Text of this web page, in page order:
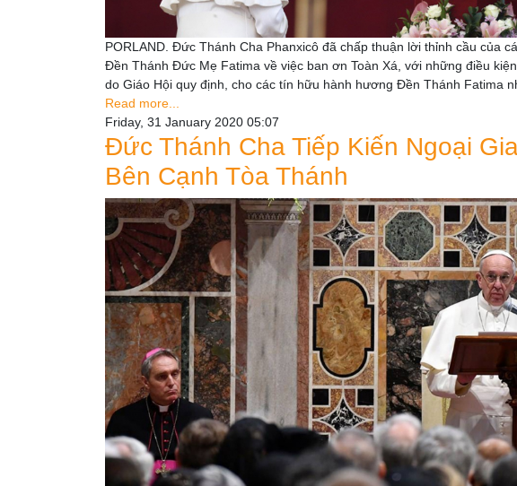
PORLAND. Đức Thánh Cha Phanxicô đã chấp thuận lời thỉnh cầu của
Đền Thánh Đức Mẹ Fatima về việc ban ơn Toàn Xá, với những điều
do Giáo Hội quy định, cho các tín hữu hành hương Đền Thánh Fatima
Read more...
Friday, 31 January 2020 05:07
Đức Thánh Cha Tiếp Kiến Ngoại
Bên Cạnh Tòa Thánh